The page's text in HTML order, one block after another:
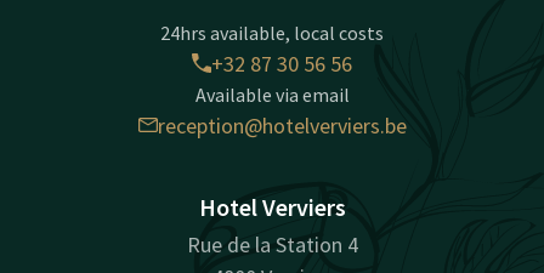
24hrs available, local costs
+32 87 30 56 56
Available via email
reception@hotelverviers.be
Hotel Verviers
Rue de la Station 4